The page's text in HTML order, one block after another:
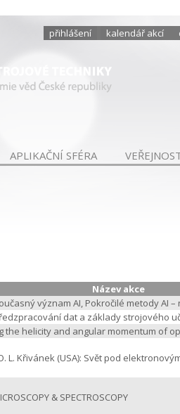
přihlášení kalendář akcí
APLIKAČNÍ SFÉRA
Název akce
význam AI, Pokročilé metody AI
dat a základy strojového
the helicity and angular momentum of
L. Křivánek (USA): Svět pod
& SPECTROSCOPY